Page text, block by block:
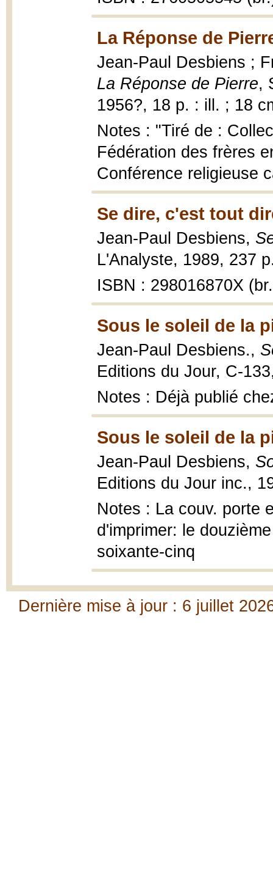
La Réponse de
Jean-Paul Desbiens ;
La Réponse de Pierre,
1956?, 18 p. : ill. ; 18
Notes : "Tiré de :
Fédération des frères
Conférence religieuse
Se dire, c'est tout
Jean-Paul Desbiens,
L'Analyste, 1989, 237
ISBN : 298016870X
Sous le soleil de la
Jean-Paul Desbiens.,
Editions du Jour, C-
Notes : Déjà publié
Sous le soleil de la
Jean-Paul Desbiens,
Editions du Jour inc.,
Notes : La couv. porte
d'imprimer: le
soixante-cinq
Dernière mise à jour : 6 juillet